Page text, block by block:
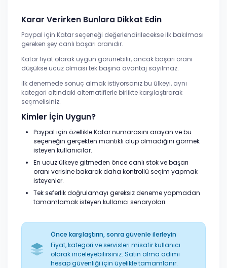
Karar Verirken Bunlara Dikkat Edin
Paypal için Katar seçeneği değerlendirilecekse ilk bakılması
gereken şey canlı başarı oranıdır.
Katar fiyat olarak uygun görünebilir, ancak başarı oranı
düşükse ucuz olması tek başına avantaj sayılmaz.
İlk denemede sonuç almak istiyorsanız bu ülkeyi, aynı
kategori altındaki alternatiflerle birlikte karşılaştırarak
seçmelisiniz.
Kimler İçin Uygun?
Paypal için özellikle Katar numarasını arayan ve bu
seçeneğin gerçekten mantıklı olup olmadığını görmek
isteyen kullanıcılar.
En ucuz ülkeye gitmeden önce canlı stok ve başarı
oranı verisine bakarak daha kontrollü seçim yapmak
isteyenler.
Tek seferlik doğrulamayı gereksiz deneme yapmadan
tamamlamak isteyen kullanıcı senaryoları.
Önce karşılaştırın, sonra güvenle ilerleyin
Fiyat, kategori ve servisleri misafir kullanıcı
olarak inceleyebilirsiniz. Satın alma adımı
hesap güvenliği için üyelikle tamamlanır.